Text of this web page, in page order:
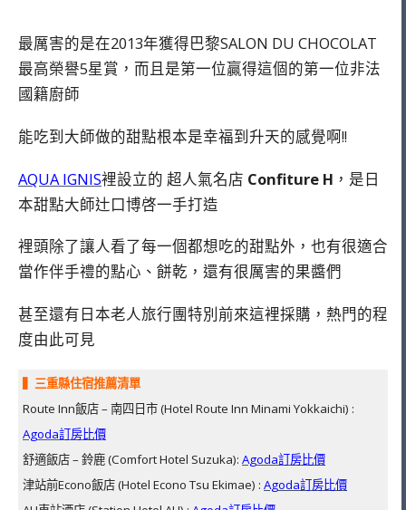
最厲害的是在2013年獲得巴黎SALON DU CHOCOLAT
最高榮譽5星賞，而且是第一位贏得這個的第一位非法
國籍廚師
能吃到大師做的甜點根本是幸福到升天的感覺啊!!
AQUA IGNIS裡設立的 超人氣名店 Confiture H ，是日
本甜點大師辻口博啓一手打造
裡頭除了讓人看了每一個都想吃的甜點外，也有很適合
當作伴手禮的點心、餅乾，還有很厲害的果醬們
甚至還有日本老人旅行團特別前來這裡採購，熱門的程
度由此可見
▍三重縣住宿推薦清單
Route Inn飯店 – 南四日市 (Hotel Route Inn Minami Yokkaichi) :
Agoda訂房比價
舒適飯店 – 鈴鹿 (Comfort Hotel Suzuka): Agoda訂房比價
津站前Econo飯店 (Hotel Econo Tsu Ekimae) : Agoda訂房比價